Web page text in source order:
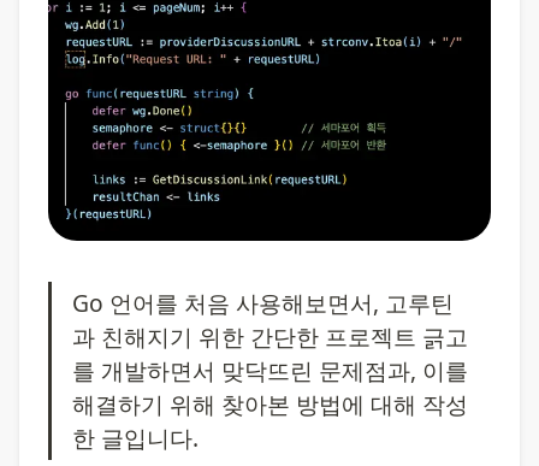
Go 언어를 처음 사용해보면서, 고루틴
과 친해지기 위한 간단한 프로젝트 긁고
를 개발하면서 맞닥뜨린 문제점과, 이를
해결하기 위해 찾아본 방법에 대해 작성
한 글입니다.